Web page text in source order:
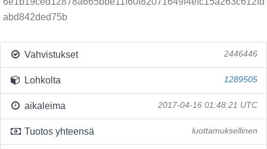
abd842ded75b
Vahvistukset 2446446
Lohkolta 1289505
aikaleima 2017-04-16 01:48:21 UTC
Tuotos yhteensä luottamuksellinen